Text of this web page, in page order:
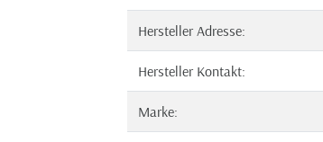
Hersteller Adresse:
Hersteller Kontakt:
Marke: